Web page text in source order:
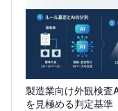
製造業向け外観検査
を見極める判定基準